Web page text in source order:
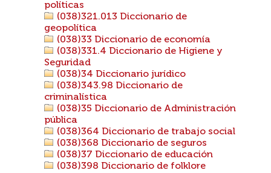
políticas
(038)321.013 Diccionario de
geopolítica
(038)33 Diccionario de economía
(038)331.4 Diccionario de Higiene y
Seguridad
(038)34 Diccionario jurídico
(038)343.98 Diccionario de
criminalística
(038)35 Diccionario de Administración
pública
(038)364 Diccionario de trabajo social
(038)368 Diccionario de seguros
(038)37 Diccionario de educación
(038)398 Diccionario de folklore